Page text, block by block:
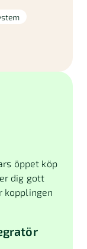
öppet köp
dig gott
kopplingen